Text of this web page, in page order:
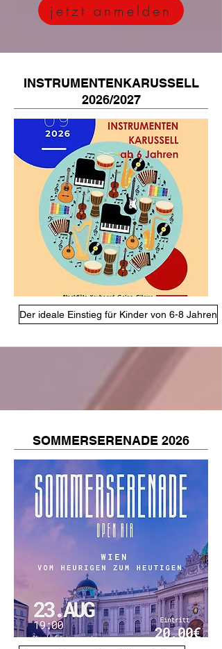
INSTRUMENTENKARUSSELL
2026/2027
Der ideale Einstieg für Kinder von 6-8 Jahren
SOMMERSERENADE 2026
jetzt anmelden